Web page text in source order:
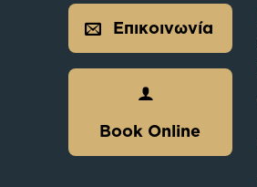
Επικοινωνία
Book Online